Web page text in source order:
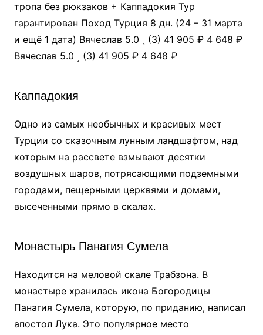
тропа без рюкзаков + Каппадокия Тур
гарантирован Поход Турция 8 дн. (24 – 31 марта
и ещё 1 дата) Вячеслав 5.0 (3) 41 905 ₽ 4 648 ₽
Вячеслав 5.0
(3) 41 905 ₽ 4 648 ₽
Каппадокия
Одно из самых необычных и красивых мест
Турции со сказочным лунным ландшафтом, над
которым на рассвете взмывают десятки
воздушных шаров, потрясающими подземными
городами, пещерными церквями и домами,
высеченными прямо в скалах.
Монастырь Панагия Сумела
Находится на меловой скале Трабзона. В
монастыре хранилась икона Богородицы
Панагия Сумела, которую, по приданию, написал
апостол Лука. Это популярное место